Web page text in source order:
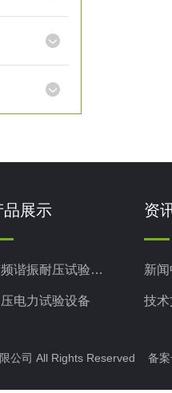
品展示
变频谐振耐压试验装置
电力试验设备
检测仪器设备
资
新
技
公司 All Rights Reserved 备案